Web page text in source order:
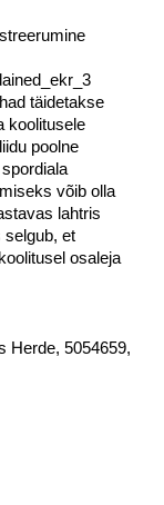
täidetakse
koolitusele
poolne
võib olla
lahtris
selgub, et
osaleja
Herde, 5054659,